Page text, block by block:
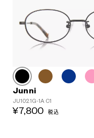
Junni
JU1021G-1A C1
¥7,800 税込